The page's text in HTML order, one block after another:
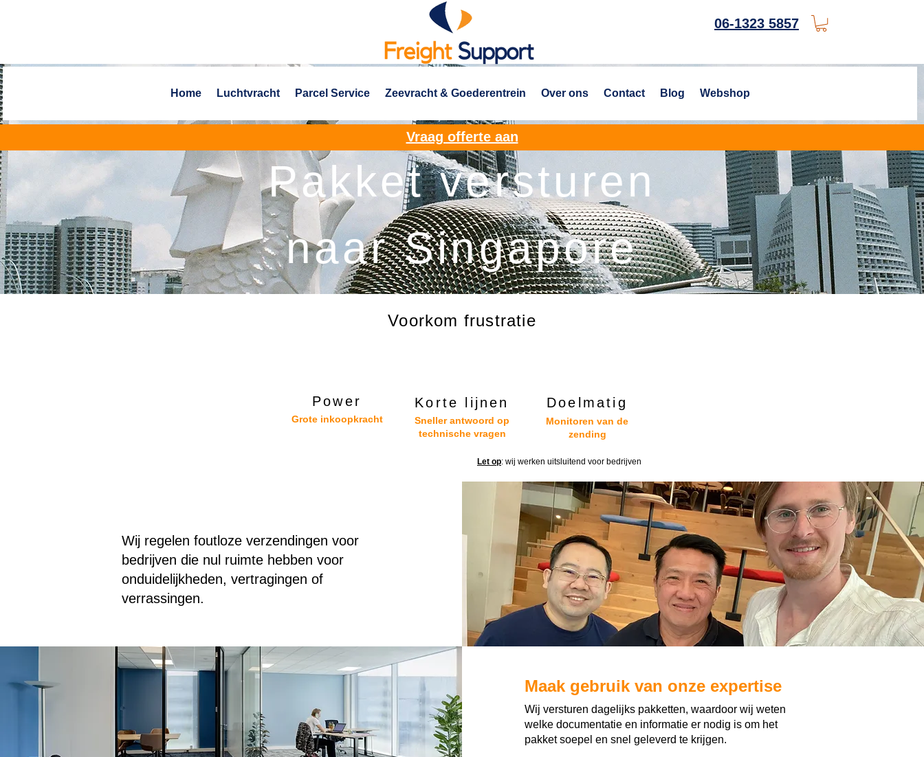
06-1323 5857
Home Luchtvracht Parcel Service Zeevracht & Goederentrein Over ons Contact Blog Webshop
Pakket versturen
naar Singapore
Vraag offerte aan
Voorkom frustratie
Grote inkoopkracht
Power
Sneller antwoord op
technische vragen
Korte lijnen Doelmatig
Monitoren van de
zending
Let op: wij werken uitsluitend voor bedrijven
Wij regelen foutloze verzendingen voor
bedrijven die nul ruimte hebben voor
onduidelijkheden, vertragingen of
verrassingen.
Maak gebruik van onze expertise
Wij versturen dagelijks pakketten, waardoor wij weten
welke documentatie en informatie er nodig is om het
pakket soepel en snel geleverd te krijgen.